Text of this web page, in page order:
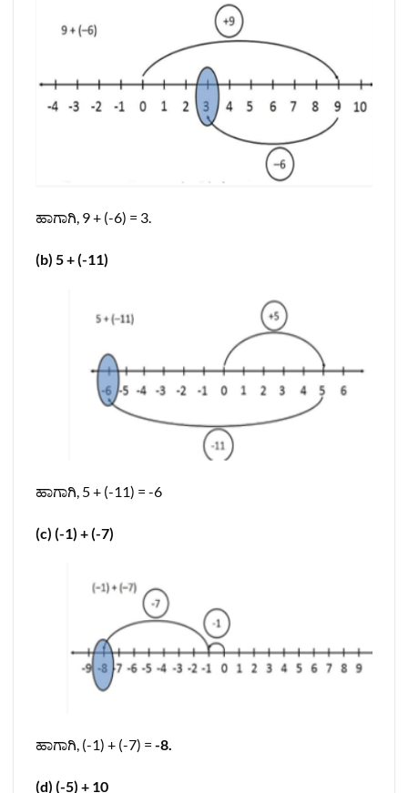
ಹಾಗಾಗಿ, 9 + (-6) = 3.
(b) 5 + (-11)
ಹಾಗಾಗಿ, 5 + (-11) = -6
(c) (-1) + (-7)
ಹಾಗಾಗಿ, (-1) + (-7) = -8.
(d) (-5) + 10